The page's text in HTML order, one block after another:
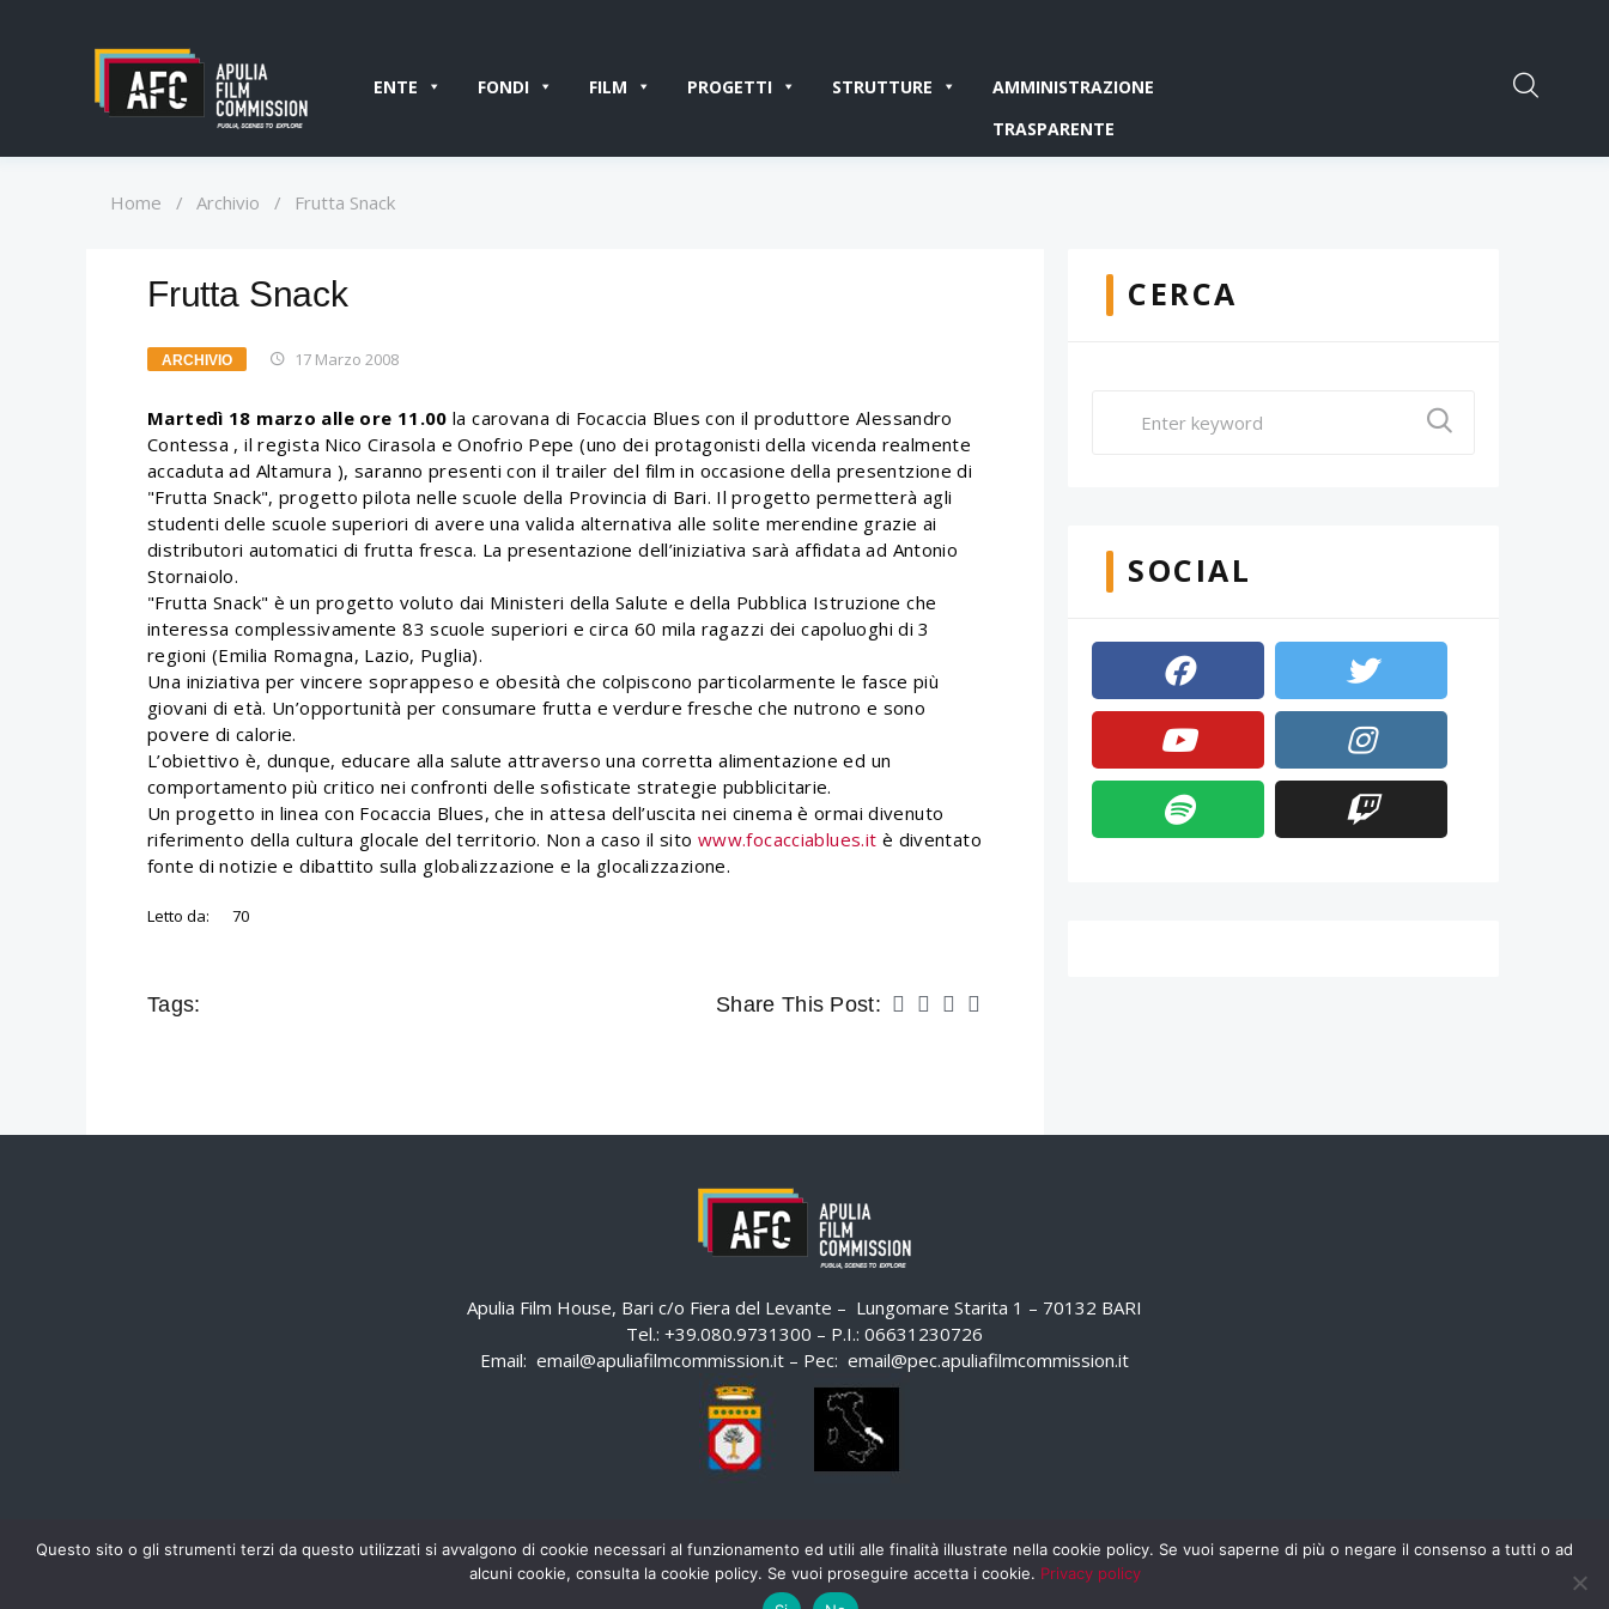
ENTE FONDI FILM PROGETTI STRUTTURE
AMMINISTRAZIONE
TRASPARENTE
Home / Archivio / Frutta Snack
Frutta Snack
ARCHIVIO 17 Marzo 2008
Martedì 18 marzo alle ore 11.00 la carovana di Focaccia Blues con il produttore Alessandro
Contessa , il regista Nico Cirasola e Onofrio Pepe (uno dei protagonisti della vicenda realmente
accaduta ad Altamura ), saranno presenti con il trailer del film in occasione della presentzione di
"Frutta Snack", progetto pilota nelle scuole della Provincia di Bari. Il progetto permetterà agli
studenti delle scuole superiori di avere una valida alternativa alle solite merendine grazie ai
distributori automatici di frutta fresca. La presentazione dell’iniziativa sarà affidata ad Antonio
Stornaiolo.
"Frutta Snack" è un progetto voluto dai Ministeri della Salute e della Pubblica Istruzione che
interessa complessivamente 83 scuole superiori e circa 60 mila ragazzi dei capoluoghi di 3
regioni (Emilia Romagna, Lazio, Puglia).
Una iniziativa per vincere soprappeso e obesità che colpiscono particolarmente le fasce più
giovani di età. Un’opportunità per consumare frutta e verdure fresche che nutrono e sono
povere di calorie.
L’obiettivo è, dunque, educare alla salute attraverso una corretta alimentazione ed un
comportamento più critico nei confronti delle sofisticate strategie pubblicitarie.
Un progetto in linea con Focaccia Blues, che in attesa dell’uscita nei cinema è ormai divenuto
riferimento della cultura glocale del territorio. Non a caso il sito www.focacciablues.it è diventato
fonte di notizie e dibattito sulla globalizzazione e la glocalizzazione.
Letto da: 70
Tags: Share This Post:
CERCA
SOCIAL
Apulia Film House, Bari c/o Fiera del Levante – Lungomare Starita 1 – 70132 BARI
Tel.: +39.080.9731300 – P.I.: 06631230726
Email: email@apuliafilmcommission.it – Pec: email@pec.apuliafilmcommission.it
Questo sito o gli strumenti terzi da questo utilizzati si avvalgono di cookie necessari al funzionamento ed utili alle finalità illustrate nella cookie policy. Se vuoi saperne di più o negare il consenso a tutti o ad
alcuni cookie, consulta la cookie policy. Se vuoi proseguire accetta i cookie. Privacy policy